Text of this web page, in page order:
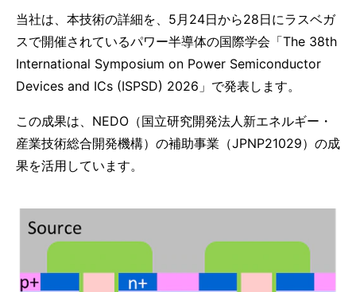
当社は、本技術の詳細を、5月24日から28日にラスベガ
スで開催されているパワー半導体の国際学会「The 38th
International Symposium on Power Semiconductor
Devices and ICs (ISPSD) 2026」で発表します。
この成果は、NEDO（国立研究開発法人新エネルギー・
産業技術総合開発機構）の補助事業（JPNP21029）の成
果を活用しています。